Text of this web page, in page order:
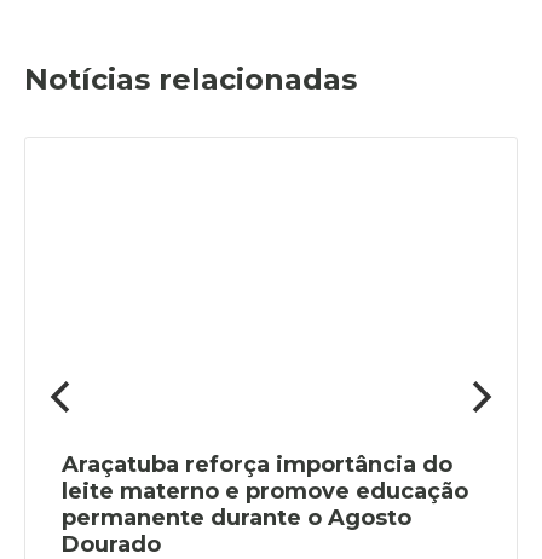
Notícias relacionadas
Araçatuba reforça importância do
leite materno e promove educação
permanente durante o Agosto
Dourado